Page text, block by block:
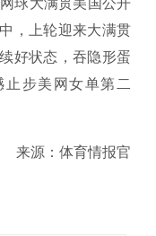
，上轮迎来大满贯
好状态，吞隐形蛋
步美网女单第二
来源：体育情报官